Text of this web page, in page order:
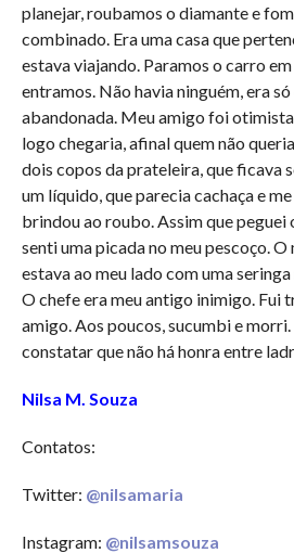
planejar, roubamos o diamante e
combinado. Era uma casa que
estava viajando. Paramos o carro
entramos. Não havia ninguém, era
abandonada. Meu amigo foi otimista
logo chegaria, afinal quem não
dois copos da prateleira, que ficava
um líquido, que parecia cachaça e
brindou ao roubo. Assim que peguei
senti uma picada no meu pescoço.
estava ao meu lado com uma
O chefe era meu antigo inimigo. Fui
amigo. Aos poucos, sucumbi e
constatar que não há honra entre
Nilsa M. Souza
Contatos:
Twitter: @nilsamaria
Instagram: @nilsamsouza